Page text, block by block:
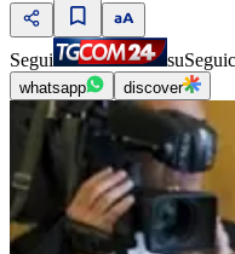
Segui su
whatsapp discover